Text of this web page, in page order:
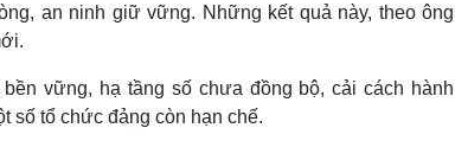
an ninh giữ vững. Những kết quả này, theo ông
vững, hạ tầng số chưa đồng bộ, cải cách hành
số tổ chức đảng còn hạn chế.